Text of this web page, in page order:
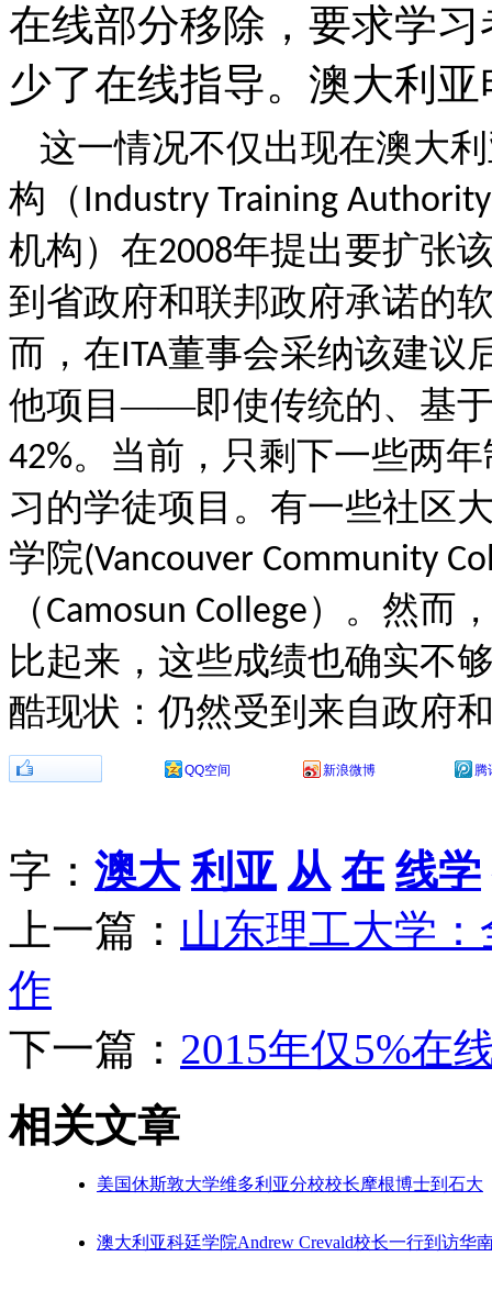
在线部分移除，要求学
少了在线指导。澳大利
这一情况不仅出现在澳大
构（ Industry Training Authority
机构）在2008年提出要扩张
到省政府和联邦政府承诺的
而，在ITA董事会采纳该建议
他项目——即使传统的、基
42%。当前，只剩下一些两
习的学徒项目。有一些社区
学院(Vancouver Community
（Camosun College）。然而
比起来，这些成绩也确实不
酷现状：仍然受到来自政府
QQ空间 新浪微博 腾
字： 澳大 利亚 从 在 线学
上一篇： 山东理工大学
作
下一篇： 2015年仅5%在
相关文章
美国休斯敦大学维多利亚分校校长摩根博士到石大
澳大利亚科廷学院Andrew Crevald校长一行到访华